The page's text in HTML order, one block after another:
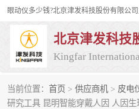
北京津发科技
Kingfar
当前位置： 首页 > 供应商机 > 皮电
研究工具 昆明智能穿戴人因 人因生
皮电仪